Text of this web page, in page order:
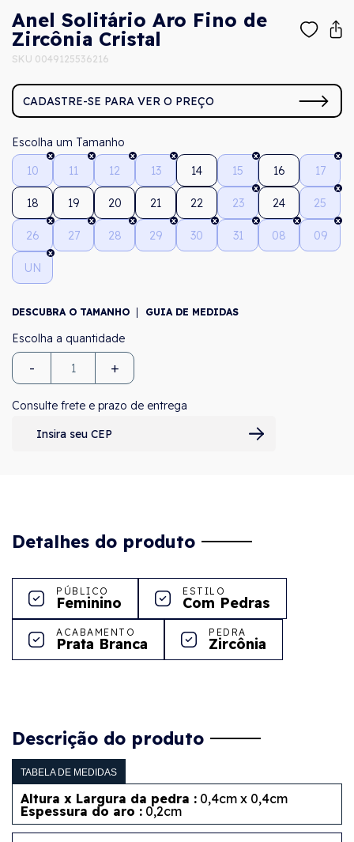
Anel Solitário Aro Fino de
Zircônia Cristal
SKU 0049125536216
CADASTRE-SE PARA VER O PREÇO
Tamanho
10
11 12 13 14 15 16 17
18 19 20 21 22 23 24 25
26 27 28 29 30 31 08 09
UN
DESCUBRA O TAMANHO GUIA DE MEDIDAS
- +
Consulte frete e prazo de entrega
Detalhes do produto
PÚBLICO
Feminino
ESTILO
Com Pedras
ACABAMENTO
Prata Branca
PEDRA
Zircônia
Descrição do produto
TABELA DE MEDIDAS
Altura x Largura da pedra : 0,4cm x 0,4cm
Espessura do aro : 0,2cm